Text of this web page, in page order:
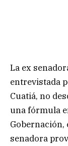
La ex
entrevistada
Cuatiá, no
una fórmula
Gobernación,
senadora